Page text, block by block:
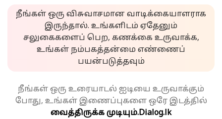
நீங்கள் ஒரு விசுவாசமான வாடிக்கையாளராக
இருந்தால். உங்களிடம் ஏதேனும்
சலுகைகளைப் பெற, கணக்கை உருவாக்க,
உங்கள் நம்பகத்தன்மை எண்ணைப்
பயன்படுத்தவும்
நீங்கள் ஒரு உரையாடல் ஐடியை உருவாக்கும்
போது, உங்கள் இணைப்புகளை ஒரே இடத்தில்
வைத்திருக்க முடியும்.Dialog.lk